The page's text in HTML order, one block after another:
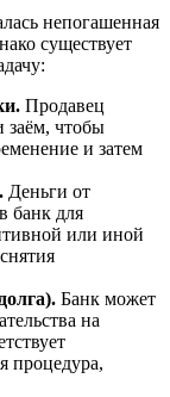
непогашенная
существует
Продавец
заём, чтобы
и затем
Деньги от
банк для
или иной
Банк может
на
процедура,